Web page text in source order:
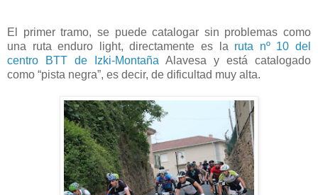
El primer tramo, se puede catalogar sin problemas como
una ruta enduro light, directamente es la ruta nº 10 del
centro BTT de Izki-Montaña Alavesa y está catalogado
como “pista negra”, es decir, de dificultad muy alta.